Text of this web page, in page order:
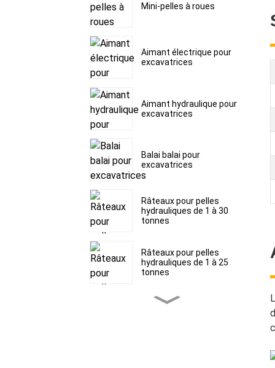
Mini-pelles à roues
Aimant électrique pour
excavatrices
Aimant hydraulique pour
excavatrices
Balai balai pour
excavatrices
Râteaux pour pelles
hydrauliques de 1 à 30
tonnes
Râteaux pour pelles
hydrauliques de 1 à 25
tonnes
Râteaux pour pelles